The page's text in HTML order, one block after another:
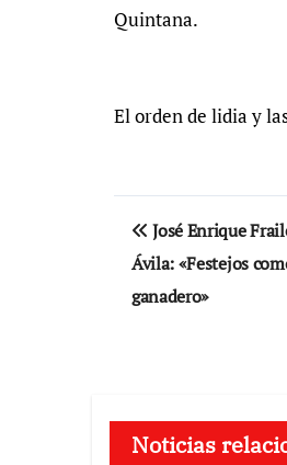
Quintana.
El orden de lidia y
de
entradas
José Enrique
Ávila: «Festejos
ganadero»
Noticias